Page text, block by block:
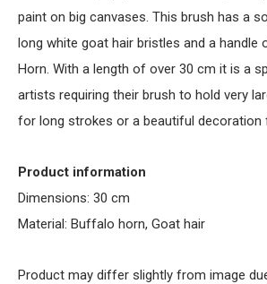
paint on big canvases. This brush has a
long white goat hair bristles and a handle
Horn. With a length of over 30 cm it is a
artists requiring their brush to hold very
for long strokes or a beautiful decoration
Product information
Dimensions: 30 cm
Material: Buffalo horn, Goat hair
Product may differ slightly from image